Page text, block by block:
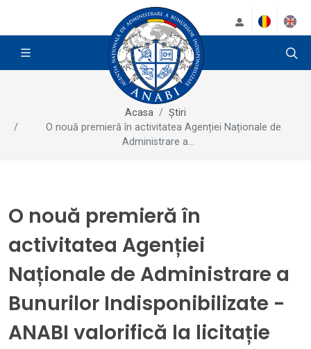
Acasa
Știri
O nouă premieră în activitatea Agenției Naționale de
Administrare a...
O nouă premieră în
activitatea Agenției
Naționale de Administrare a
Bunurilor Indisponibilizate -
ANABI valorifică la licitație